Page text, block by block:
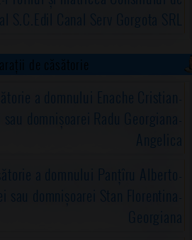
S.C.Edil Canal Serv Gorgota SRL
de căsătorie
a domnului Enache Cristian-
domnișoarei Radu Georgiana-
Angelica
a domnului Panțîru Alberto-
sau domnișoarei Stan Florentina-
Georgiana